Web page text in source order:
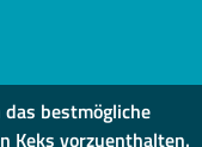
bestmögliche
Keks vorzuenthalten.